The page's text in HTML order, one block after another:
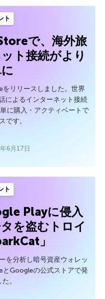
ト
で、海外旅
ト接続がより
リリースしました。世界
によるインターネット接続
に購入・アクティベートで
です。
6月17日
ト
Playに侵入
を盗むトロイ
」
を分析し暗号資産ウォレッ
とGoogleの公式ストアで発
。